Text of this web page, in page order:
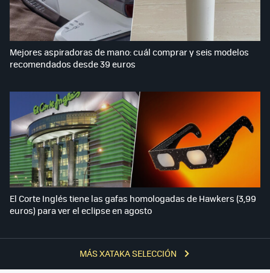
MÁS XATAKA SELECCIÓN
Mejores aspiradoras de mano: cuál comprar y seis modelos
recomendados desde 39 euros
El Corte Inglés tiene las gafas homologadas de Hawkers (3,99
euros) para ver el eclipse en agosto